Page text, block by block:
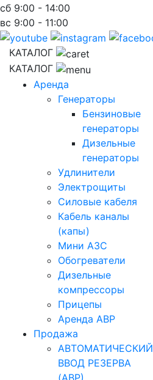
сб 9:00 - 14:00
вс 9:00 - 11:00
КАТАЛОГ
КАТАЛОГ
Аренда
Генераторы
Бензиновые
генераторы
Дизельные
генераторы
Удлинители
Электрощиты
Силовые кабеля
Кабель каналы
(капы)
Мини АЗС
Обогреватели
Дизельные
компрессоры
Прицепы
Аренда АВР
Продажа
АВТОМАТИЧЕСКИЙ
ВВОД РЕЗЕРВА
(АВР)